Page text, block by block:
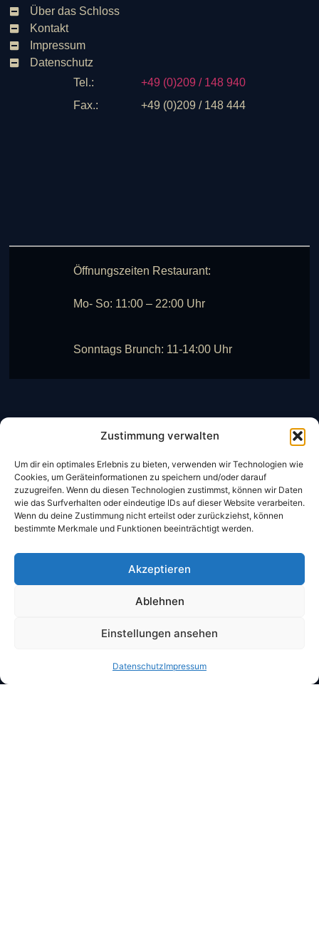
Zustimmung verwalten
Um dir ein optimales Erlebnis zu bieten, verwenden wir Technologien wie
Cookies, um Geräteinformationen zu speichern und/oder darauf
zuzugreifen. Wenn du diesen Technologien zustimmst, können wir Daten
wie das Surfverhalten oder eindeutige IDs auf dieser Website verarbeiten.
Wenn du deine Zustimmung nicht erteilst oder zurückziehst, können
bestimmte Merkmale und Funktionen beeinträchtigt werden.
Akzeptieren
Ablehnen
Einstellungen ansehen
DatenschutzImpressum
Öffnungszeiten Restaurant:
Mo- So: 11:00 – 22:00 Uhr
Sonntags Brunch: 11-14:00 Uhr
Über das Schloss
Kontakt
Impressum
Datenschutz
Tel.:
+49 (0)209 / 148 940
Fax.:
+49 (0)209 / 148 444
CheckIn:
14:00 Uhr
Frühstück
06:30 – 10:00 Uhr
Sonntag: 07:00 – 10:30 Uhr